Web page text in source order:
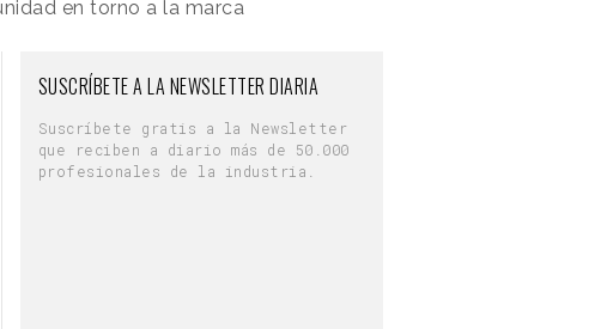
en torno a la marca
SUSCRÍBETE A LA NEWSLETTER DIARIA
Suscríbete gratis a la Newsletter
que reciben a diario más de 50.000
profesionales de la industria.